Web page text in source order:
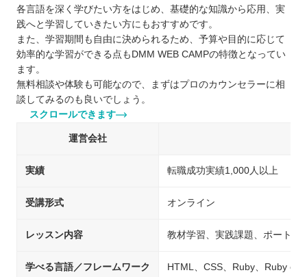
各言語を深く学びたい方をはじめ、基礎的な知識から応用、実
践へと学習していきたい方にもおすすめです。
また、学習期間も自由に決められるため、予算や目的に応じて
効率的な学習ができる点もDMM WEB CAMPの特徴となってい
ます。
無料相談や体験も可能なので、まずはプロのカウンセラーに相
談してみるのも良いでしょう。
スクロールできます
運営会社
実績 転職成功実績1,000人以上
受講形式 オンライン
レッスン内容 教材学習、実践課題、ポートフ
学べる言語／フレームワーク HTML、CSS、Ruby、Ruby on